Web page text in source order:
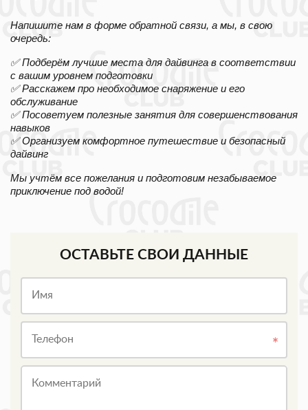
Напишите нам в форме обратной связи, а мы, в свою
очередь:
✅ Подберём лучшие места для дайвинга в соответствии
с вашим уровнем подготовки
✅ Расскажем про необходимое снаряжение и его
обслуживание
✅ Посоветуем полезные занятия для совершенствования
навыков
✅ Организуем комфортное путешествие и безопасный
дайвинг
Мы учтём все пожелания и подготовим незабываемое
приключение под водой!
ОСТАВЬТЕ СВОИ ДАННЫЕ
Имя
Телефон
Комментарий